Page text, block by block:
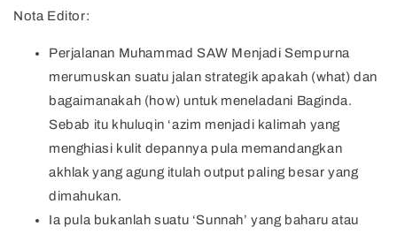
Nota Editor:
Perjalanan Muhammad SAW Menjadi Sempurna
merumuskan suatu jalan strategik apakah (what) dan
bagaimanakah (how) untuk meneladani Baginda.
Sebab itu khuluqin ‘azim menjadi kalimah yang
menghiasi kulit depannya pula memandangkan
akhlak yang agung itulah output paling besar yang
dimahukan.
Ia pula bukanlah suatu ‘Sunnah’ yang baharu atau